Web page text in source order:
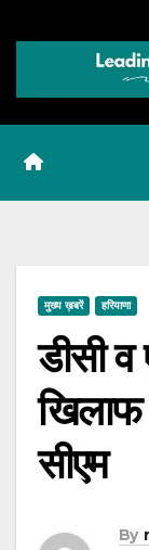
मुख्य ख़बरें हरियाणा
डीसी
सीएम
By